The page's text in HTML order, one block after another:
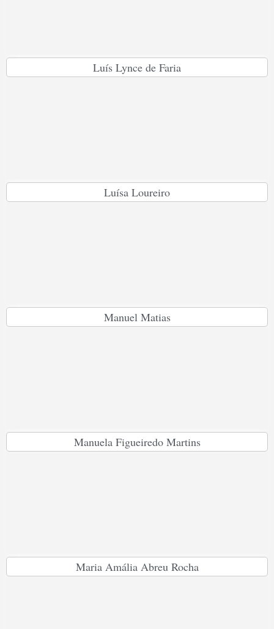
Luís Lynce de Faria
Luísa Loureiro
Manuel Matias
Manuela Figueiredo Martins
Maria Amália Abreu Rocha